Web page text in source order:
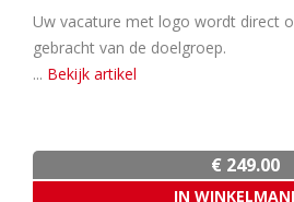
Uw vacature met logo wordt direct
gebracht van de doelgroep.
... Bekijk artikel
€ 249.00